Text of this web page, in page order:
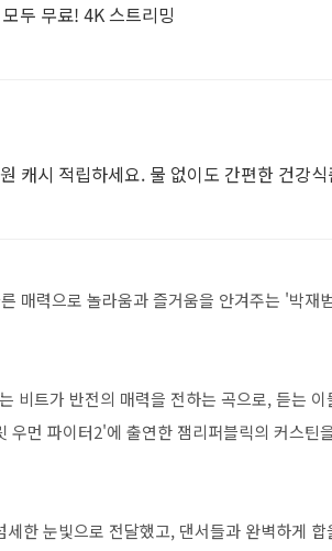
두 무료! 4K 스트리밍
캐시 적립하세요. 물 없이도 간편한 건강
매력으로 놀라움과 즐거움을 안겨주는 '박재
비트가 반전의 매력을 전하는 곡으로, 듣는
먼 파이터2'에 출연한 잼리퍼블릭의 커스틴
한 눈빛으로 전달했고, 댄서들과 완벽하게 합